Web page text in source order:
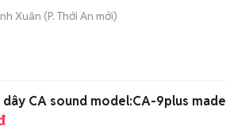
Xuân (P. Thới An mới)
CA sound model:CA-9plus